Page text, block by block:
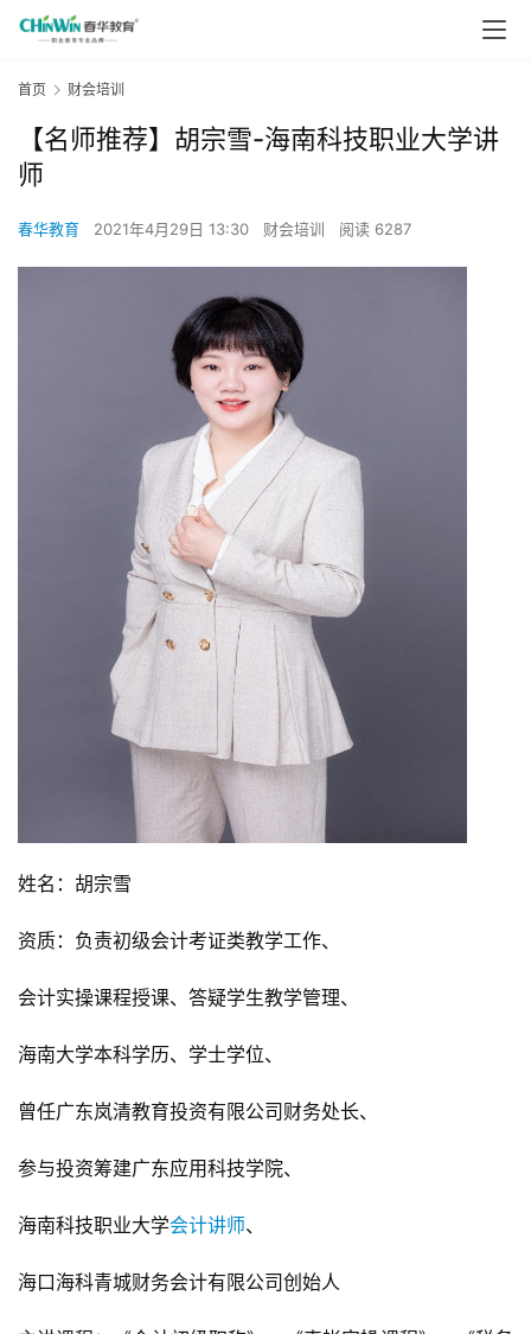
首页 财会培训
【名师推荐】胡宗雪-海南科技职业大学讲
师
春华教育 2021年4月29日 13:30 财会培训 阅读 6287
姓名：胡宗雪
资质：负责初级会计考证类教学工作、
会计实操课程授课、答疑学生教学管理、
海南大学本科学历、学士学位、
曾任广东岚清教育投资有限公司财务处长、
参与投资筹建广东应用科技学院、
海南科技职业大学会计讲师、
海口海科青城财务会计有限公司创始人